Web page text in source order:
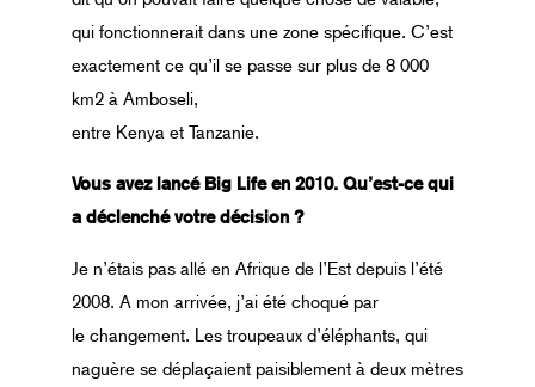
qui fonctionnerait dans une zone spécifique. C’est
exactement ce qu’il se passe sur plus de 8 000
km2 à Amboseli,
entre Kenya et Tanzanie.
Vous avez lancé Big Life en 2010. Qu’est-ce qui
a déclenché votre décision ?
Je n’étais pas allé en Afrique de l’Est depuis l’été
2008. A mon arrivée, j’ai été choqué par
le changement. Les troupeaux d’éléphants, qui
naguère se déplaçaient paisiblement à deux mètres